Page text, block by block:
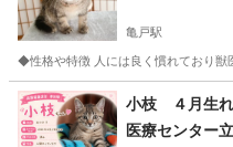
亀戸駅
◆性格や特徴 人には良く慣れており
東京 江東区 亀戸駅 猫
小枝 ４月生
医療センター